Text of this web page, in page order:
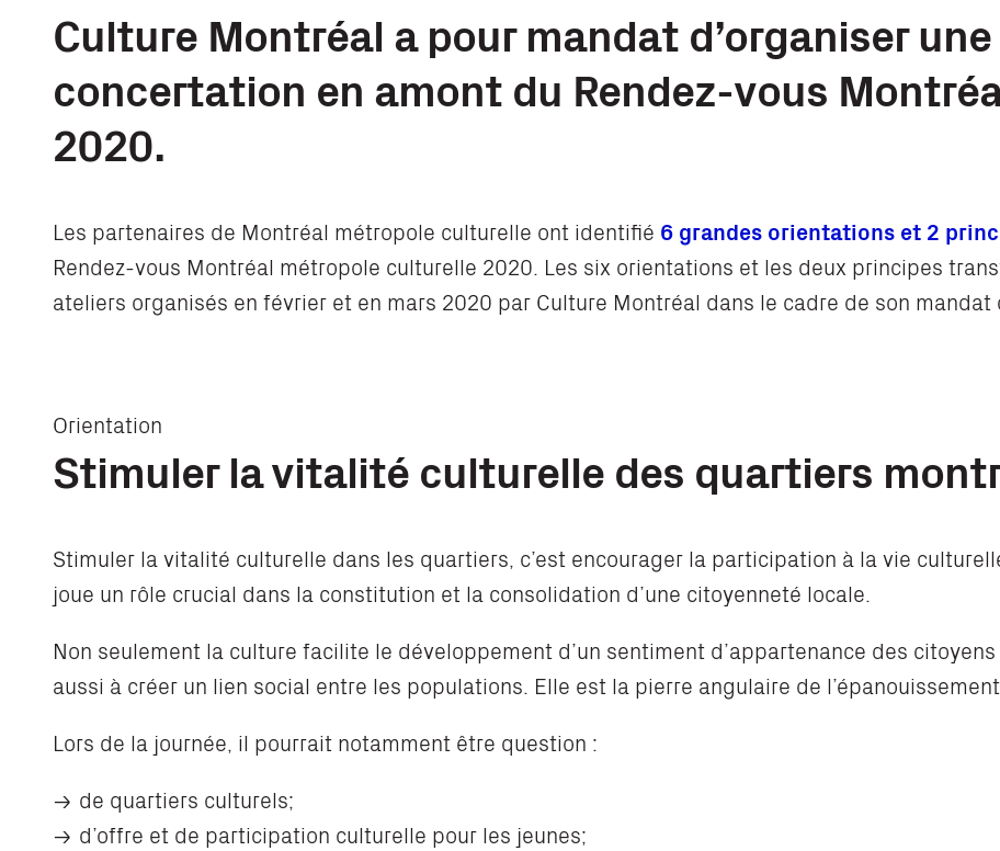
Culture Montréal a pour mandat d’organiser
concertation en amont du Rendez-vous
2020.
Les partenaires de Montréal métropole culturelle ont identifié 6 grandes orientations et 2
Rendez-vous Montréal métropole culturelle 2020. Les six orientations et les deux principes
ateliers organisés en février et en mars 2020 par Culture Montréal dans le cadre de son
Orientation
Stimuler la vitalité culturelle des quartiers
Stimuler la vitalité culturelle dans les quartiers, c’est encourager la participation à la vie
joue un rôle crucial dans la constitution et la consolidation d’une citoyenneté locale.
Non seulement la culture facilite le développement d’un sentiment d’appartenance des
aussi à créer un lien social entre les populations. Elle est la pierre angulaire de
Lors de la journée, il pourrait notamment être question :
de quartiers culturels;
d’offre et de participation culturelle pour les jeunes;